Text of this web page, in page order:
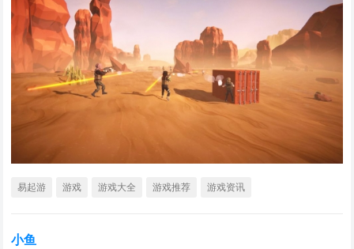
易起游 游戏 游戏大全 游戏推荐 游戏资讯
小鱼